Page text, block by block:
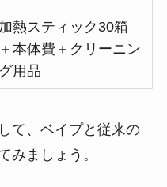
加熱スティック30箱
＋本体費＋クリーニン
グ用品
て、ベイプと従来の
みましょう。